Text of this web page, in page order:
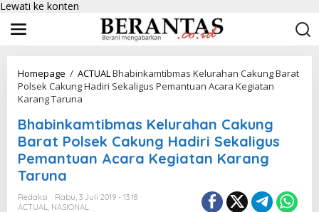
Lewati ke konten
Homepage / ACTUALBhabinkamtibmas Kelurahan Cakung Barat
Polsek Cakung Hadiri Sekaligus Pemantuan Acara Kegiatan
Karang Taruna
Bhabinkamtibmas Kelurahan Cakung
Barat Polsek Cakung Hadiri Sekaligus
Pemantuan Acara Kegiatan Karang
Taruna
Redaksi
Rabu, 3 Juli 2019 - 13:18
ACTUAL, NASIONAL